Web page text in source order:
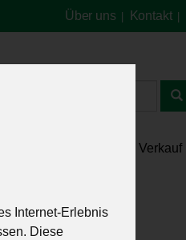
Internet-Erlebnis
Diese
Über uns Kontakt|
Verkauf